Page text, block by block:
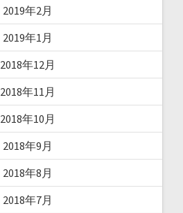
2019年2月
2019年1月
2018年12月
2018年11月
2018年10月
2018年9月
2018年8月
2018年7月